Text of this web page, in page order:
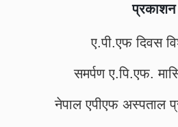
प्रकाशन
ए.पी.एफ दिवस
समर्पण ए.पि.एफ.
नेपाल एपीएफ अस्पताल